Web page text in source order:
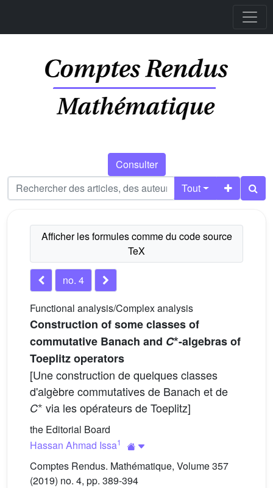
Consulter
Tout
no. 4
Functional analysis/Complex analysis
Construction of some classes of
commutative Banach and C⋆-algebras of
Toeplitz operators
[Une construction de quelques classes
d'algèbre commutatives de Banach et de
C⋆ via les opérateurs de Toeplitz]
the Editorial Board
Hassan Ahmad Issa1
Comptes Rendus. Mathématique, Volume 357
(2019) no. 4, pp. 389-394